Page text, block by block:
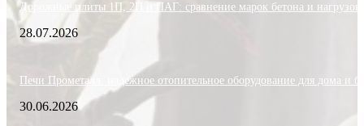
Дорожные плиты 1П, 2П и ПАГ: сравнение марок бетона и нагрузок
28.07.2026
Печи Прометалл: надежное отопительное оборудование для дома и
30.06.2026